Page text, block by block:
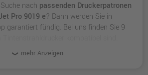
nach passenden Druckerpatronen
Pro 9019 e? Dann werden Sie in
garantiert fündig. Bei uns finden Sie 9
originalen Druckerpatronen von HP
Hausmarke Ampertec
mehr Anzeigen